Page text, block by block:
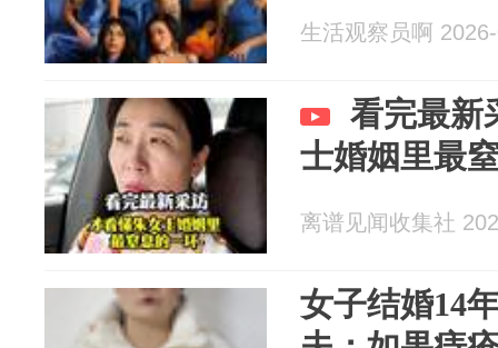
生活观察员啊
看完最新
士婚姻里最
离谱见闻收集社
女子结婚14